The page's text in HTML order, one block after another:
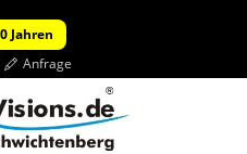
Jahren
Anfrage